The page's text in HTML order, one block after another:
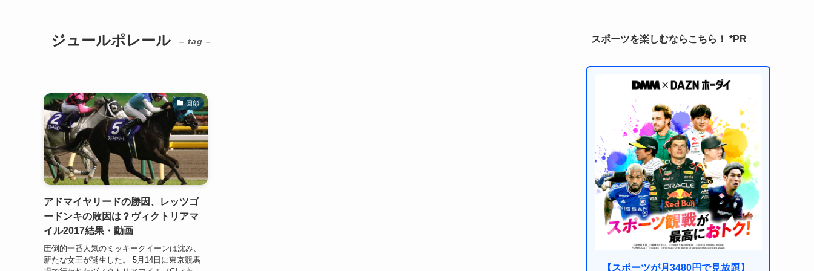
ジュールポレール – tag –
回顧
アドマイヤリードの勝因、レッツゴ
ードンキの敗因は？ヴィクトリアマ
イル2017結果・動画
圧倒的一番人気のミッキークイーンは沈み、
新たな女王が誕生した。 5月14日に東京競馬
スポーツを楽しむならこちら！ *PR
【スポーツが月3480円で見放題】